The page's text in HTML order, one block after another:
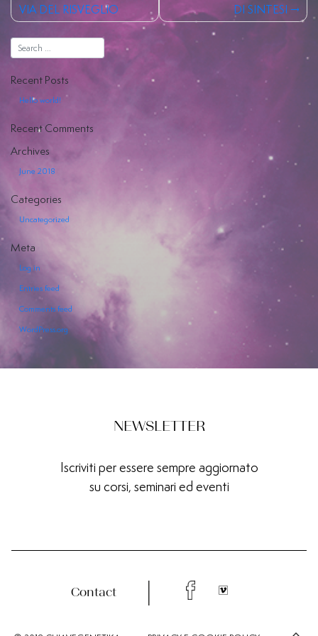
Hiya
EVENTI
SERVIZI
OFFERTI
VIA DEL RISVEGLIO
DI SINTESI
Recent Posts
Hello world!
Recent Comments
Archives
June 2018
Categories
Uncategorized
Meta
Log in
Entries feed
Comments feed
WordPress.org
NEWSLETTER
Iscriviti per essere sempre aggiornato
su corsi, seminari ed eventi
Contact